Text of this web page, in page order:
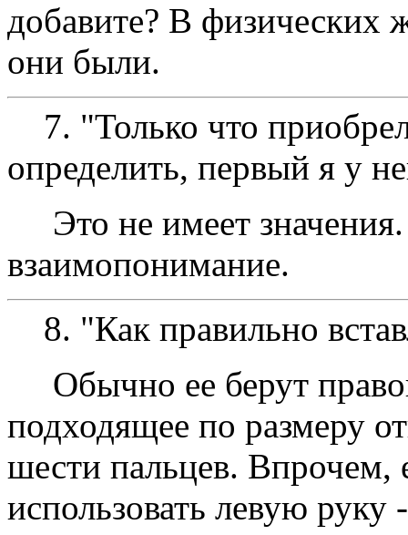
добавите? В физических
они были.
7. "Только что
определить, первый я у
Это не имеет
взаимопонимание.
8. "Как правильно
Обычно ее берут
подходящее по размеру
шести пальцев. Впрочем,
использовать левую руку